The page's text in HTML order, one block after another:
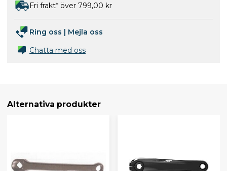
Fri frakt* över 799,00 kr
Ring oss | Mejla oss
Chatta med oss
Alternativa produkter